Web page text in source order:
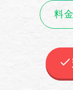
料